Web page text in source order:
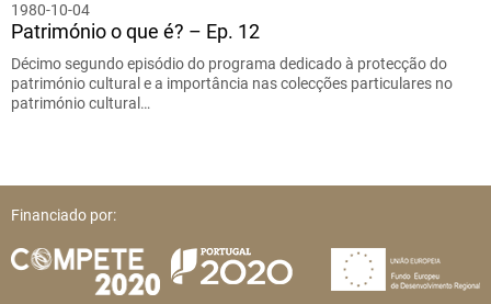
1980-10-04
Património o que é? – Ep. 12
Décimo segundo episódio do programa dedicado à protecção do
património cultural e a importância nas colecções particulares no
património cultural…
Financiado por: